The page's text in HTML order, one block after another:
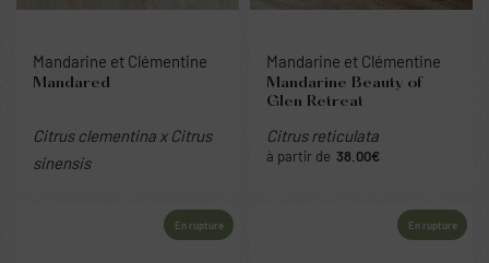
Mandarine et Clémentine
Mandared
Citrus clementina x Citrus
sinensis
Mandarine et Clémentine
Mandarine Beauty of
Glen Retreat
Citrus reticulata
38.00€
En rupture En rupture